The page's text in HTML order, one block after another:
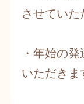
させていた
・年始の
いただきま